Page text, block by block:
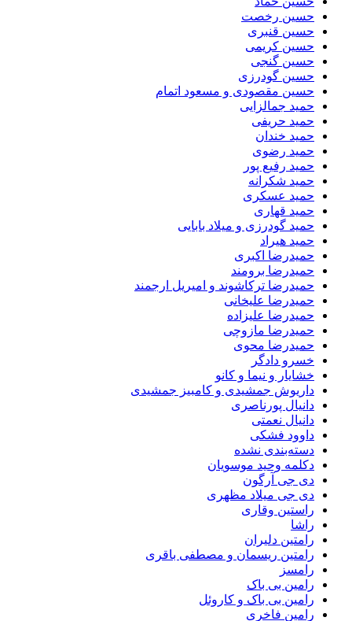
حسین رخصت
حسین قنبری
حسین کریمی
حسین گنجی
حسین گودرزی
حسین مقصودی و مسعود اتمام
حمید جمالزایی
حمید حریفی
حمید خندان
حمید رضوی
حمید رفیع پور
حمید شکرانه
حمید عسکری
حمید قهاری
حمید گودرزی و میلاد بابایی
حمید هیراد
حمیدرضا اکبری
حمیدرضا برومند
حمیدرضا ترکاشوند و امیریل ارجمند
حمیدرضا علیخانی
حمیدرضا علیزاده
حمیدرضا مازوچی
حمیدرضا محوی
خسرو دادگر
خشایار و نیما و کانو
داریوش جمشیدی و کامبیز جمشیدی
دانیال پورناصری
دانیال نعمتی
داوود فشکی
دسته‌بندی نشده
دکلمه وحید موسویان
دی جی آرگون
دی جی میلاد مظهری
راستین وقاری
راشا
رامتین دلیران
رامتین ریسمان و مصطفی باقری
رامسز
رامین بی باک
رامین بی باک و کاروئل
رامین فاخری